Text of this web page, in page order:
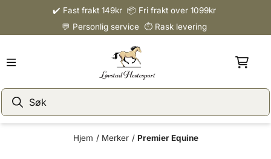
Hopp til innhold✔️ Fast frakt 149kr 📦 Fri frakt over 1099kr
💬 Personlig service ⏱️ Rask levering
Hjem / Merker / Premier Equine